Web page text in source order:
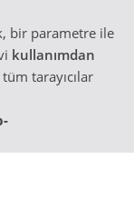
bir parametre ile
kullanımdan
tarayıcılar